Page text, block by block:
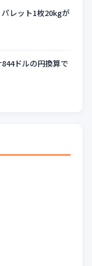
レット1枚20kgが
ドルの円換算で